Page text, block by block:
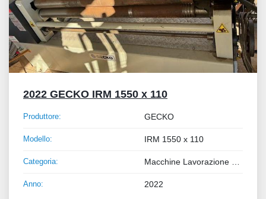
2022 GECKO IRM 1550 x 110
Produttore: GECKO
Modello: IRM 1550 x 110
Categoria:
Anno: 2022